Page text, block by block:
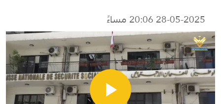
28-05-2025 20:06 مساءً